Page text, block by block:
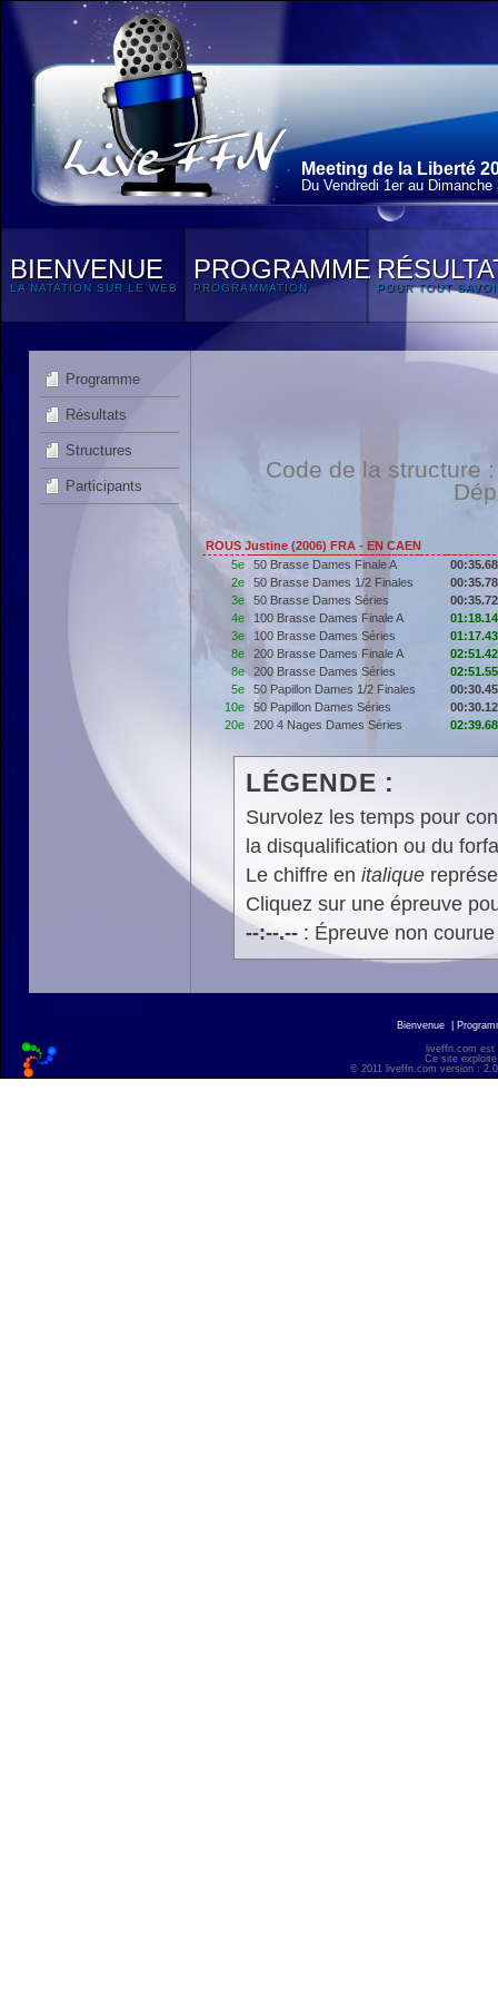
Meeting de la Liberté
Du Vendredi 1erau Dimanche
BIENVENUE
LA NATATION SUR LE WEB
PROGRAMME
PROGRAMMATION POUR TOUT
Programme
Résultats
Structures
Participants
Code de la structure
ROUS Justine (2006) FRA - EN CAEN
5e
50 Brasse Dames Finale A
00:35.68
2e
50 Brasse Dames 1/2 Finales
00:35.78
3e
50 Brasse Dames Séries
00:35.72
4e
100 Brasse Dames Finale A
01:18.14
3e
100 Brasse Dames Séries
01:17.43
8e
200 Brasse Dames Finale A
02:51.42
8e
200 Brasse Dames Séries
02:51.55
5e
50 Papillon Dames 1/2 Finales
00:30.45
10e
50 Papillon Dames Séries
00:30.12
20e
200 4 Nages Dames Séries 02:39.68
LÉGENDE :
Survolez les temps pour
la disqualification ou du
Le chiffre en italique
Cliquez sur une épreuve
--:--.--: Épreuve non
Bienvenue
liveffn.com est
Ce site
© 2011 liveffn.com version :